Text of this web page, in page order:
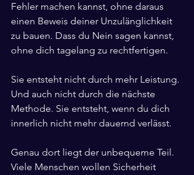
Fehler machen kannst, ohne daraus
einen Beweis deiner Unzulänglichkeit
zu bauen. Dass du Nein sagen kannst,
ohne dich tagelang zu rechtfertigen.
Sie entsteht nicht durch mehr Leistung.
Und auch nicht durch die nächste
Methode. Sie entsteht, wenn du dich
innerlich nicht mehr dauernd verlässt.
Genau dort liegt der unbequeme Teil.
Viele Menschen wollen Sicherheit